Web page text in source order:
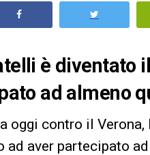
è diventato
ad almeno
oggi contro il
ad aver partecipato